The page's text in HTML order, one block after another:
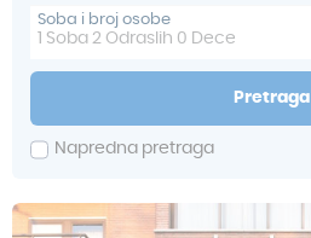
Soba i broj osobe
Soba 2 Odraslih 0 Dece
Pretraga
Napredna pretraga